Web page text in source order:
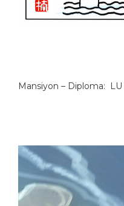
Mansiyon – Diploma: